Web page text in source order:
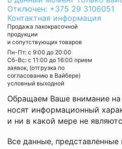
Отключен: +375 29 3106051
Контактная информация
Продажа лакокрасочной
продукции
и сопутствующих товаров
Пн-Пт: с 9:00 до 20:00
Cб-Вс: с 11:00 до 16:00 прием
заявок, (отгрузка по
согласованию в Вайбере)
условный выходной
Обращаем Ваше внимание на
носят информационный
и ни в какой мере не
Все данные, представленные